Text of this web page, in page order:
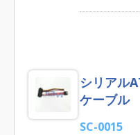
データケー
13P（7+6）
センブリ、
センブリ、
シリアル
ケーブル
SC-0015